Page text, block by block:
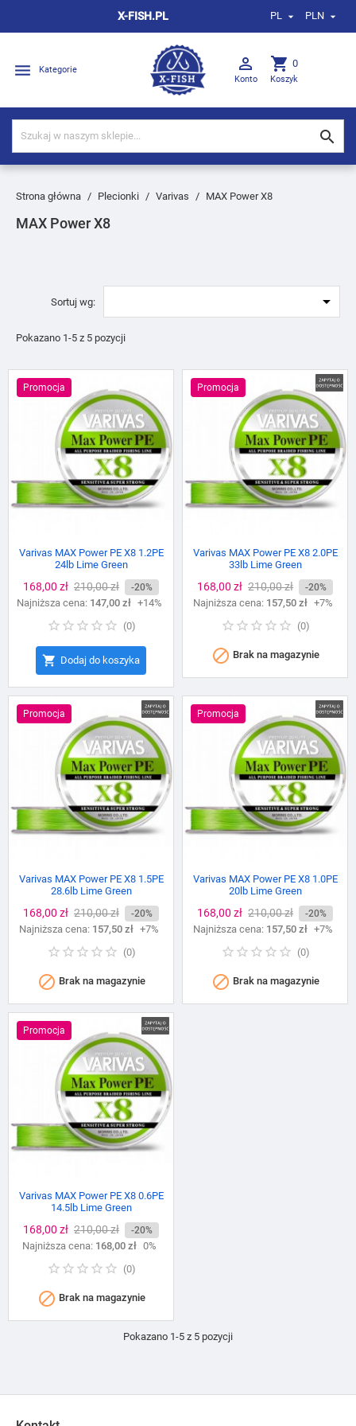
X-FISH.PL PL  PLN 
 Kategorie 
Konto
shopping_cart 0
Koszyk

Strona główna Plecionki Varivas MAX Power X8
MAX Power X8
Sortuj wg: 
Pokazano 1-5 z 5 pozycji
Promocja
Varivas MAX Power PE X8 1.2PE
24lb Lime Green
Cena
168,00 zł Cena
podstawowa
210,00 zł -20%
Najniższa cena: 147,00 zł +14%
(0)
 Dodaj do koszyka
Promocja
Varivas MAX Power PE X8 2.0PE
33lb Lime Green
Cena
168,00 zł Cena
podstawowa
210,00 zł -20%
Najniższa cena: 157,50 zł +7%
(0)
 Brak na magazynie
Promocja
Varivas MAX Power PE X8 1.5PE
28.6lb Lime Green
Cena
168,00 zł Cena
podstawowa
210,00 zł -20%
Najniższa cena: 157,50 zł +7%
(0)
 Brak na magazynie
Promocja
Varivas MAX Power PE X8 1.0PE
20lb Lime Green
Cena
168,00 zł Cena
podstawowa
210,00 zł -20%
Najniższa cena: 157,50 zł +7%
(0)
 Brak na magazynie
Promocja
Varivas MAX Power PE X8 0.6PE
14.5lb Lime Green
Cena
168,00 zł Cena
podstawowa
210,00 zł -20%
Najniższa cena: 168,00 zł 0%
(0)
 Brak na magazynie
Pokazano 1-5 z 5 pozycji